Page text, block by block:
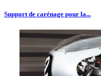
Support de carénage pour la...